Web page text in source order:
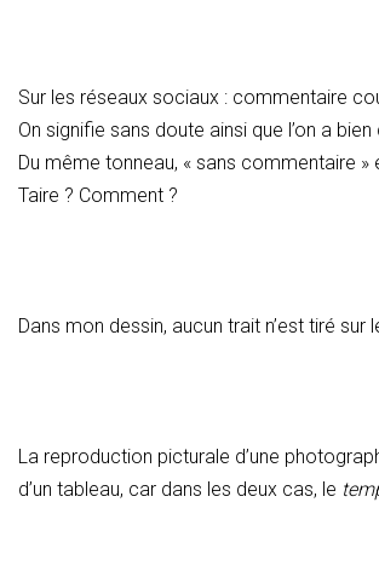
Sur les réseaux sociaux : commentaire
On signifie sans doute ainsi que l’on a
Du même tonneau, « sans commentaire »
Taire ? Comment ?
Dans mon dessin, aucun trait n’est tiré sur
La reproduction picturale d’une
d’un tableau, car dans les deux cas, le